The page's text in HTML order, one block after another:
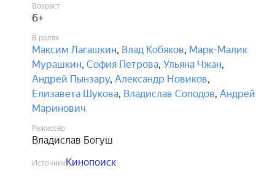
Возраст
6+
В ролях
Максим Лагашкин, Влад Кобяков, Марк-Малик
Мурашкин, София Петрова, Ульяна Чжан,
Андрей Пынзару, Александр Новиков,
Елизавета Шукова, Владислав Солодов, Андрей
Маринович
Режиссёр
Владислав Богуш
ИсточникКинопоиск